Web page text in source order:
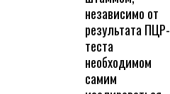
независимо от
результата ПЦР-
теста
необходимом
самим